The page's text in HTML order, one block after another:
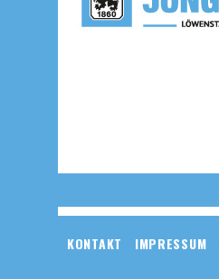
KONTAKT IMPRESSUM